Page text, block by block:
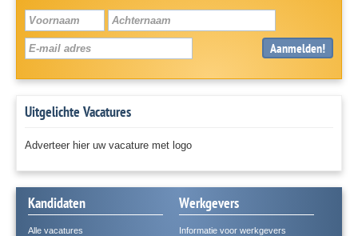
Aanmelden!
Uitgelichte Vacatures
Adverteer hier uw vacature met logo
Kandidaten
Alle vacatures
Werkgevers
Informatie voor werkgevers